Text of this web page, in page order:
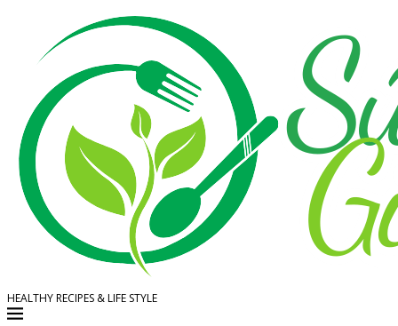
HEALTHY RECIPES & LIFE STYLE